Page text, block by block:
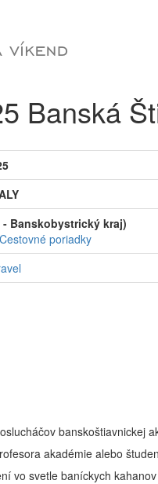
Banská
- Banskobystrický kraj)
Cestovné poriadky
banskoštiavnickej
akadémie alebo
vo svetle baníckych